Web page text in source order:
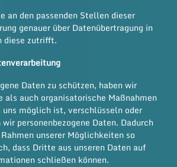
an den passenden Stellen dieser
genauer über Datenübertragung in
diese zutrifft.
Daten zu schützen, haben wir
als auch organisatorische Maßnahmen
möglich ist, verschlüsseln oder
personenbezogene Daten. Dadurch
unserer Möglichkeiten so
dass Dritte aus unseren Daten auf
schließen können.